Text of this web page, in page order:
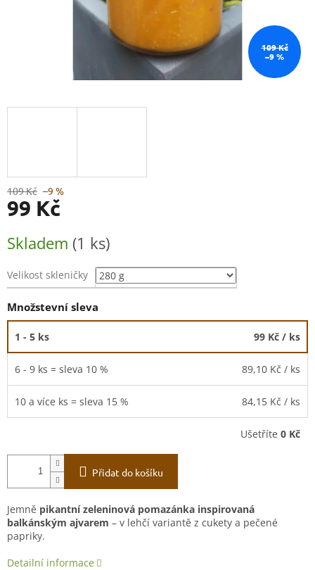
109 Kč
–9 %
109 Kč –9 %
99 Kč
cena:
Skladem (1 ks)
Velikost skleničky
Množstevní sleva
1 - 5 ks 99 Kč / ks
6 - 9 ks = sleva 10 % 89,10 Kč / ks
10 a více ks = sleva 15 % 84,15 Kč / ks
Ušetříte 0 Kč
Přidat do košíku
Jemně pikantní zeleninová pomazánka inspirovaná
balkánským ajvarem – v lehčí variantě z cukety a pečené
papriky.
Detailní informace